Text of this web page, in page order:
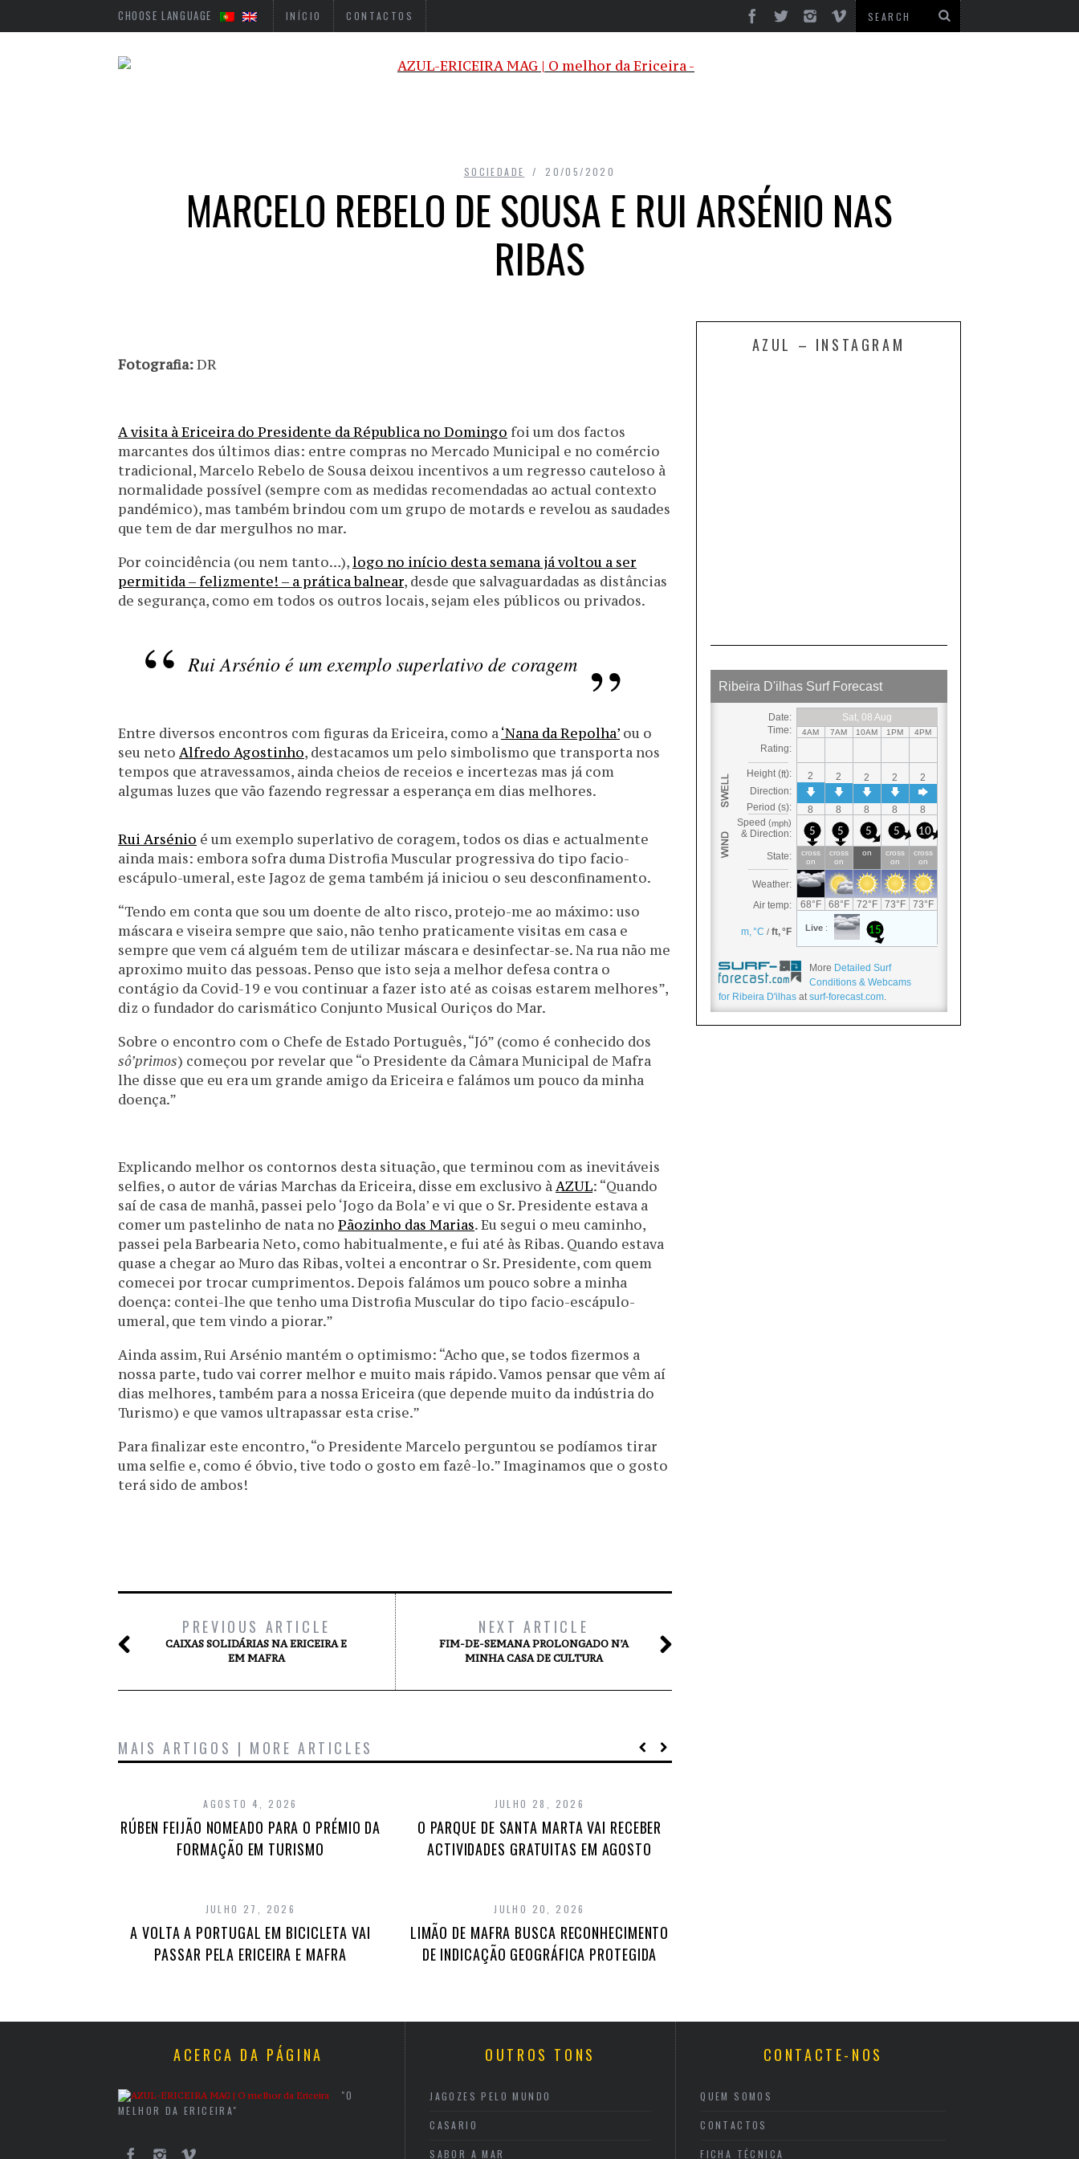
CHOOSE LANGUAGE INÍCIO CONTACTOS
SOCIEDADE 20/05/2020
MARCELO REBELO DE SOUSA E RUI ARSÉNIO NAS
RIBAS
Fotografia:DR
A visita à Ericeira do Presidente da Républica no Domingo foi um dos factos
marcantes dos últimos dias: entre compras no Mercado Municipal e no comércio
tradicional, Marcelo Rebelo de Sousa deixou incentivos a um regresso cauteloso à
normalidade possível (sempre com as medidas recomendadas ao actual contexto
pandémico), mas também brindou com um grupo de motards e revelou as saudades
que tem de dar mergulhos no mar.
Por coincidência (ou nem tanto…),logo no início desta semana já voltou a ser
permitida – felizmente! – a prática balnear, desde que salvaguardadas as distâncias
de segurança, como em todos os outros locais, sejam eles públicos ou privados.
Rui Arsénio é um exemplo superlativo de coragem
Entre diversos encontros com figuras da Ericeira, como a‘Nana da Repolha’ ou o
seu neto Alfredo Agostinho, destacamos um pelo simbolismo que transporta nos
tempos que atravessamos, ainda cheios de receios e incertezas mas já com
algumas luzes que vão fazendo regressar a esperança em dias melhores.
Rui Arsénio é um exemplo superlativo de coragem, todos os dias e actualmente
ainda mais: embora sofra duma Distrofia Muscular progressiva do tipo facio-
escápulo-umeral, este Jagoz de gema também já iniciou o seu desconfinamento.
“Tendo em conta que sou um doente de alto risco, protejo-me ao máximo: uso
máscara e viseira sempre que saio, não tenho praticamente visitas em casa e
sempre que vem cá alguém tem de utilizar máscara e desinfectar-se. Na rua não me
aproximo muito das pessoas. Penso que isto seja a melhor defesa contra o
contágio da Covid-19 e vou continuar a fazer isto até as coisas estarem melhores”,
diz o fundador do carismático Conjunto Musical Ouriços do Mar.
Sobre o encontro com o Chefe de Estado Português, “Jó” (como é conhecido dos
sô’primos) começou por revelar que “o Presidente da Câmara Municipal de Mafra
lhe disse que eu era um grande amigo da Ericeira e falámos um pouco da minha
doença.”
Explicando melhor os contornos desta situação, que terminou com as inevitáveis
selfies, o autor de várias Marchas da Ericeira, disse em exclusivo àAZUL: “Quando
saí de casa de manhã, passei pelo ‘Jogo da Bola’ e vi que o Sr. Presidente estava a
comer um pastelinho de nata no Pãozinho das Marias. Eu segui o meu caminho,
passei pela Barbearia Neto, como habitualmente, e fui até às Ribas. Quando estava
quase a chegar ao Muro das Ribas, voltei a encontrar o Sr. Presidente, com quem
comecei por trocar cumprimentos. Depois falámos um pouco sobre a minha
doença: contei-lhe que tenho uma Distrofia Muscular do tipo facio-escápulo-
umeral, que tem vindo a piorar.”
Ainda assim, Rui Arsénio mantém o optimismo: “Acho que, se todos fizermos a
nossa parte, tudo vai correr melhor e muito mais rápido. Vamos pensar que vêm aí
dias melhores, também para a nossa Ericeira (que depende muito da indústria do
Turismo) e que vamos ultrapassar esta crise.”
Para finalizar este encontro, “o Presidente Marcelo perguntou se podíamos tirar
uma selfie e, como é óbvio, tive todo o gosto em fazê-lo.” Imaginamos que o gosto
terá sido de ambos!
PREVIOUS ARTICLE
CAIXAS SOLIDÁRIAS NA ERICEIRA E
EM MAFRA
NEXT ARTICLE
FIM-DE-SEMANA PROLONGADO N’A
MINHA CASA DE CULTURA
MAIS ARTIGOS | MORE ARTICLES
AGOSTO 4, 2026
RÚBEN FEIJÃO NOMEADO PARA O PRÉMIO DA
FORMAÇÃO EM TURISMO
JULHO 28, 2026
O PARQUE DE SANTA MARTA VAI RECEBER
ACTIVIDADES GRATUITAS EM AGOSTO
JULHO 27, 2026
A VOLTA A PORTUGAL EM BICICLETA VAI
PASSAR PELA ERICEIRA E MAFRA
JULHO 20, 2026
LIMÃO DE MAFRA BUSCA RECONHECIMENTO
DE INDICAÇÃO GEOGRÁFICA PROTEGIDA
AZUL – INSTAGRAM
More Detailed Surf
Conditions & Webcams
for Ribeira D'ilhas at surf-forecast.com.
ACERCA DA PÁGINA
"O
MELHOR DA ERICEIRA"
OUTROS TONS
JAGOZES PELO MUNDO
CASARIO
SABOR A MAR
CONTACTE-NOS
QUEM SOMOS
CONTACTOS
FICHA TÉCNICA